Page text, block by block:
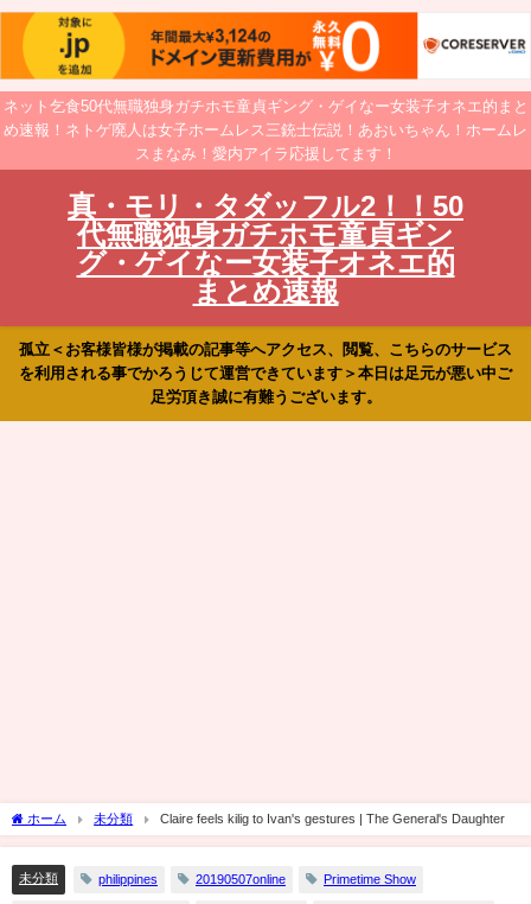
ネット乞食50代無職独身ガチホモ童貞ギング・ゲイなー女装子オネエ的まと
め速報！ネトゲ廃人は女子ホームレス三銃士伝説！あおいちゃん！ホームレ
スまなみ！愛内アイラ応援してます！
真・モリ・タダッフル2！！50
代無職独身ガチホモ童貞ギン
グ・ゲイなー女装子オネエ的
まとめ速報
孤立＜お客様皆様が掲載の記事等へアクセス、閲覧、こちらのサービス
を利用される事でかろうじて運営できています＞本日は足元が悪い中ご
足労頂き誠に有難うございます。
ホーム 未分類 Claire feels kilig to Ivan's gestures | The General's Daughter
未分類 philippines 20190507online Primetime Show